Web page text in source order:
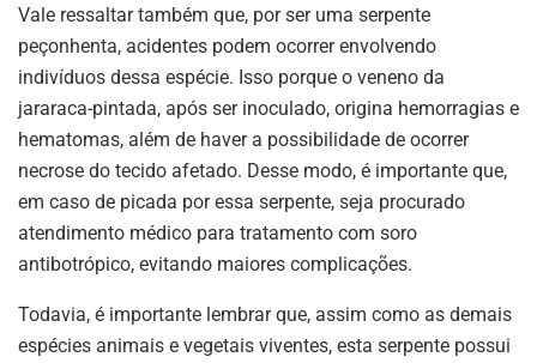
Vale ressaltar também que, por ser uma serpente
peçonhenta, acidentes podem ocorrer envolvendo
indivíduos dessa espécie. Isso porque o veneno da
jararaca-pintada, após ser inoculado, origina hemorragias e
hematomas, além de haver a possibilidade de ocorrer
necrose do tecido afetado. Desse modo, é importante que,
em caso de picada por essa serpente, seja procurado
atendimento médico para tratamento com soro
antibotrópico, evitando maiores complicações.
Todavia, é importante lembrar que, assim como as demais
espécies animais e vegetais viventes, esta serpente possui